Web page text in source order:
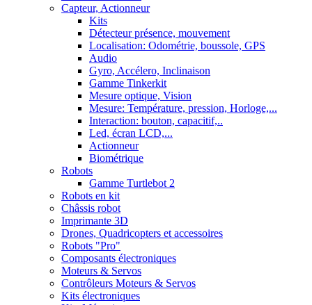
Capteur, Actionneur
Kits
Détecteur présence, mouvement
Localisation: Odométrie, boussole, GPS
Audio
Gyro, Accélero, Inclinaison
Gamme Tinkerkit
Mesure optique, Vision
Mesure: Température, pression, Horloge,...
Interaction: bouton, capacitif,..
Led, écran LCD,...
Actionneur
Biométrique
Robots
Gamme Turtlebot 2
Robots en kit
Châssis robot
Imprimante 3D
Drones, Quadricopters et accessoires
Robots "Pro"
Composants électroniques
Moteurs & Servos
Contrôleurs Moteurs & Servos
Kits électroniques